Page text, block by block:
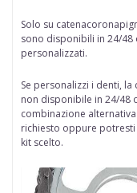
Solo su
sono disponibili in 24/48
personalizzati.
Se personalizzi i denti,
non disponibile in 24/48
combinazione
richiesto oppure
kit scelto.